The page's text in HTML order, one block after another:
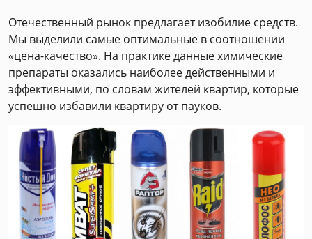
Отечественный рынок предлагает изобилие средств.
Мы выделили самые оптимальные в соотношении
«цена-качество». На практике данные химические
препараты оказались наиболее действенными и
эффективными, по словам жителей квартир, которые
успешно избавили квартиру от пауков.